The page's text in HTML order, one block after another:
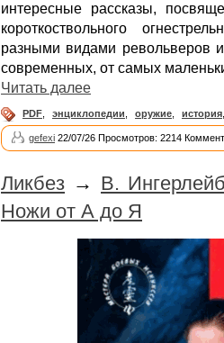
интересные рассказы,
короткоствольного
разными видами револьверов
современных, от самых
Читать далее
PDF энциклопедии оружие история
gefexi 22/07/26 Просмотров: 2214
Ликбез → В.
Ножи от А до Я